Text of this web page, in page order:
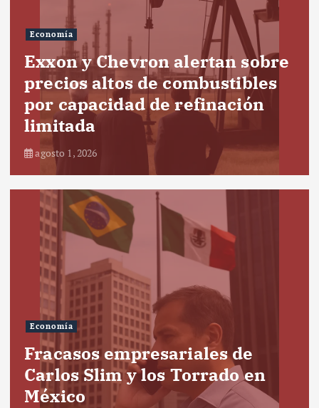
Economía
Exxon y Chevron alertan sobre
precios altos de combustibles
por capacidad de refinación
limitada
agosto 1, 2026
Economía
Fracasos empresariales de
Carlos Slim y los Torrado en
México